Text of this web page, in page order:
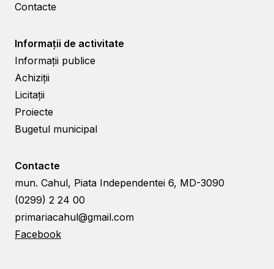
Contacte
Informații de activitate
Informații publice
Achiziții
Licitații
Proiecte
Bugetul municipal
Contacte
mun. Cahul, Piata Independentei 6, MD-3090
(0299) 2 24 00
primariacahul@gmail.com
Facebook